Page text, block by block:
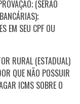
(SERÃO
EM SEU CPF OU
RURAL (ESTADUAL)
QUE NÃO POSSUIR
ICMS SOBRE O